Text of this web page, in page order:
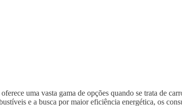
uma vasta gama de opções quando se trata de
e a busca por maior eficiência energética, os